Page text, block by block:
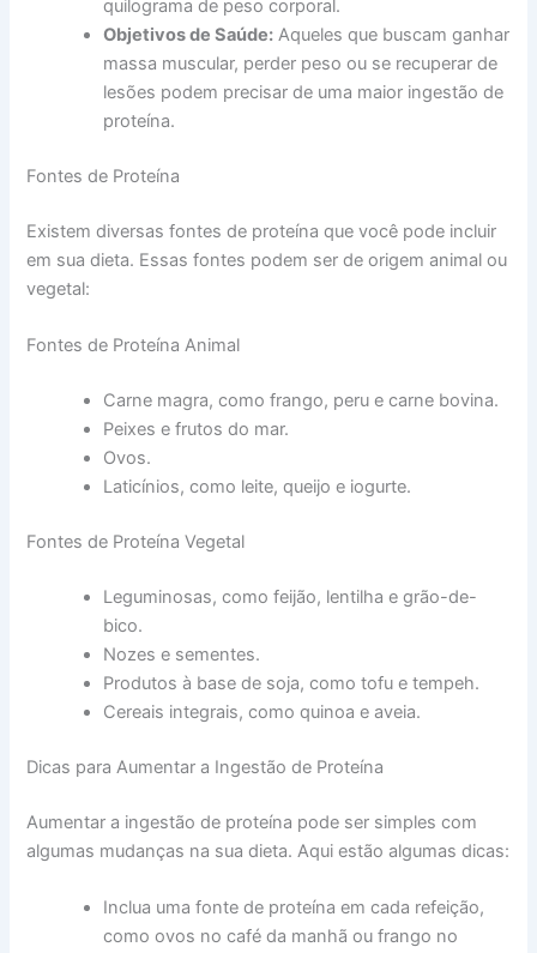
quilograma de peso corporal.
Objetivos de Saúde: Aqueles que buscam ganhar
massa muscular, perder peso ou se recuperar de
lesões podem precisar de uma maior ingestão de
proteína.
Fontes de Proteína
Existem diversas fontes de proteína que você pode incluir
em sua dieta. Essas fontes podem ser de origem animal ou
vegetal:
Fontes de Proteína Animal
Carne magra, como frango, peru e carne bovina.
Peixes e frutos do mar.
Ovos.
Laticínios, como leite, queijo e iogurte.
Fontes de Proteína Vegetal
Leguminosas, como feijão, lentilha e grão-de-
bico.
Nozes e sementes.
Produtos à base de soja, como tofu e tempeh.
Cereais integrais, como quinoa e aveia.
Dicas para Aumentar a Ingestão de Proteína
Aumentar a ingestão de proteína pode ser simples com
algumas mudanças na sua dieta. Aqui estão algumas dicas:
Inclua uma fonte de proteína em cada refeição,
como ovos no café da manhã ou frango no